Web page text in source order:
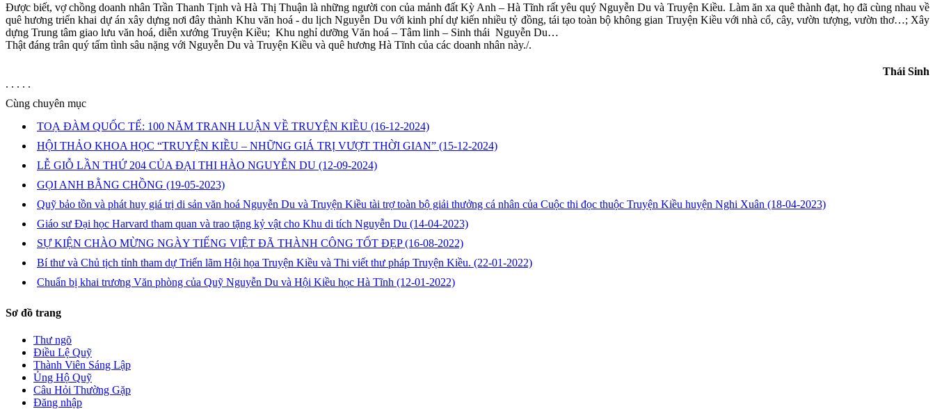
Được biết, vợ chồng doanh nhân Trần Thanh Tịnh và Hà Thị Thuận là những người con của mảnh đất Kỳ Anh – Hà Tĩnh rất yêu quý Nguyễn Du và Truyện Kiều. Làm ăn xa quê thành đạt, họ đã cùng nhau về
quê hương triển khai dự án xây dựng nơi đây thành Khu văn hoá - du lịch Nguyễn Du với kinh phí dự kiến nhiều tỷ đồng, tái tạo toàn bộ không gian Truyện Kiều với nhà cổ, cây, vườn tượng, vườn thơ…; Xây
dựng Trung tâm giao lưu văn hoá, diễn xướng Truyện Kiều; Khu nghỉ dưỡng Văn hoá – Tâm linh – Sinh thái Nguyễn Du…
Thật đáng trân quý tấm tình sâu nặng với Nguyễn Du và Truyện Kiều và quê hương Hà Tĩnh của các doanh nhân này./.
Thái Sinh
. . . . .
Cùng chuyên mục
TOẠ ĐÀM QUỐC TẾ: 100 NĂM TRANH LUẬN VỀ TRUYỆN KIỀU (16-12-2024)
HỘI THẢO KHOA HỌC “TRUYỆN KIỀU – NHỮNG GIÁ TRỊ VƯỢT THỜI GIAN” (15-12-2024)
LỄ GIỖ LẦN THỨ 204 CỦA ĐẠI THI HÀO NGUYỄN DU (12-09-2024)
GỌI ANH BẰNG CHỒNG (19-05-2023)
Quỹ bảo tồn và phát huy giá trị di sản văn hoá Nguyễn Du và Truyện Kiều tài trợ toàn bộ giải thưởng cá nhân của Cuộc thi đọc thuộc Truyện Kiều huyện Nghi Xuân (18-04-2023)
Giáo sư Đại học Harvard tham quan và trao tặng kỷ vật cho Khu di tích Nguyễn Du (14-04-2023)
SỰ KIỆN CHÀO MỪNG NGÀY TIẾNG VIỆT ĐÃ THÀNH CÔNG TỐT ĐẸP(16-08-2022)
Bí thư và Chủ tịch tỉnh tham dự Triển lãm Hội họa Truyện Kiều và Thi viết thư pháp Truyện Kiều. (22-01-2022)
Chuẩn bị khai trương Văn phòng của Quỹ Nguyễn Du và Hội Kiều học Hà Tĩnh (12-01-2022)
Sơ đồ trang
Thư ngõ
Điều Lệ Quỹ
Thành Viên Sáng Lập
Ủng Hộ Quỹ
Câu Hỏi Thường Gặp
Đăng nhập